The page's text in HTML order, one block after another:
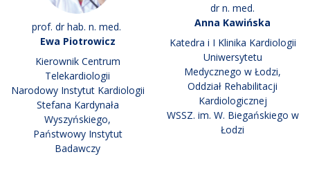
prof. dr hab. n. med.
Ewa Piotrowicz
Kierownik Centrum
Telekardiologii
Narodowy Instytut Kardiologii
Stefana Kardynała
Wyszyńskiego,
Państwowy Instytut
Badawczy
dr n. med.
Anna Kawińska
Katedra i I Klinika Kardiologii
Uniwersytetu
Medycznego w Łodzi,
Oddział Rehabilitacji
Kardiologicznej
WSSZ. im. W. Biegańskiego w
Łodzi